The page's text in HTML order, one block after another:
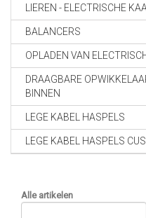
LIEREN - ELECTRISCHE
BALANCERS
OPLADEN VAN
DRAAGBARE
BINNEN
LEGE KABEL HASPELS
LEGE KABEL HASPELS
Alle artikelen